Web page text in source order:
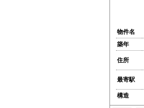
物件名
築年
住所
最寄駅
構造